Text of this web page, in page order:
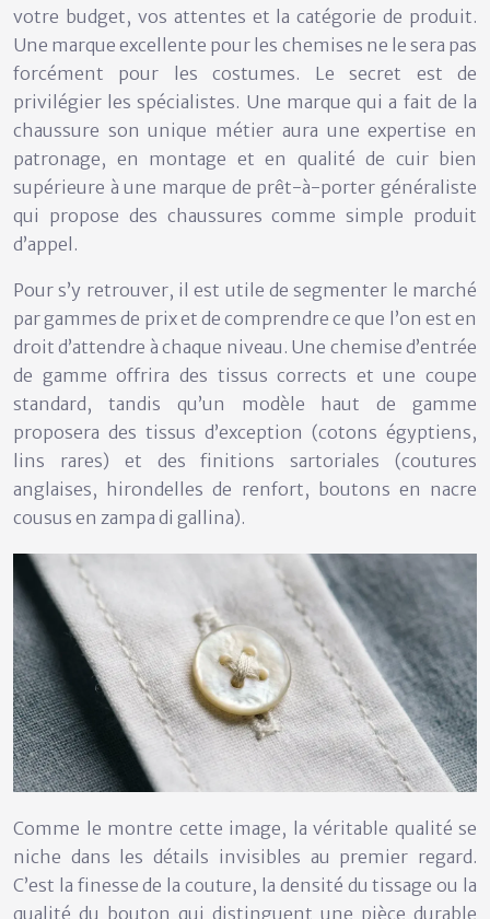
votre budget, vos attentes et la catégorie de produit.
Une marque excellente pour les chemises ne le sera pas
forcément pour les costumes. Le secret est de
privilégier les spécialistes. Une marque qui a fait de la
chaussure son unique métier aura une expertise en
patronage, en montage et en qualité de cuir bien
supérieure à une marque de prêt-à-porter généraliste
qui propose des chaussures comme simple produit
d’appel.
Pour s’y retrouver, il est utile de segmenter le marché
par gammes de prix et de comprendre ce que l’on est en
droit d’attendre à chaque niveau. Une chemise d’entrée
de gamme offrira des tissus corrects et une coupe
standard, tandis qu’un modèle haut de gamme
proposera des tissus d’exception (cotons égyptiens,
lins rares) et desfinitions sartoriales (coutures
anglaises, hirondelles de renfort, boutons en nacre
cousus en zampa di gallina).
Comme le montre cette image, la véritable qualité se
niche dans les détails invisibles au premier regard.
C’est la finesse de la couture, la densité du tissage ou la
qualité du bouton qui distinguent une pièce durable